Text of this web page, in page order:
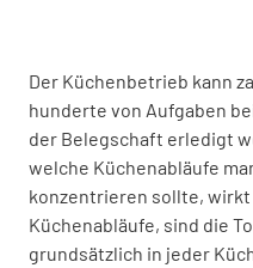
Der Küchenbetrieb kann
hunderte von Aufgaben
der Belegschaft erledigt
welche Küchenabläufe
konzentrieren sollte,
Küchenabläufe, sind die
grundsätzlich in jeder